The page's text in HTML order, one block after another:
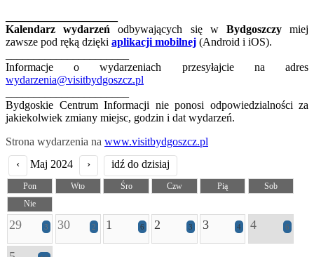
Kalendarz wydarzeń odbywających się w Bydgoszczymiej
zawsze pod ręką dzięki aplikacji mobilnej (Android i iOS).
Informacje o wydarzeniach przesyłajcie na adres
wydarzenia@visitbydgoszcz.pl
Bydgoskie Centrum Informacji nie ponosi odpowiedzialności za
jakiekolwiek zmiany miejsc, godzin i dat wydarzeń.
Strona wydarzenia na www.visitbydgoszcz.pl
‹
Maj 2024 › idź do dzisiaj
Pon Wto Śro Czw Pią
Sob
Nie
29 3 30 2 1 6 2 3 3 4 4 6